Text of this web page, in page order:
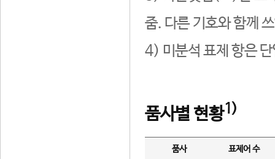
줌. 다른 기호와 함께
4) 미분석 표제 항은
품사별 현황1)
품사 표제어 수